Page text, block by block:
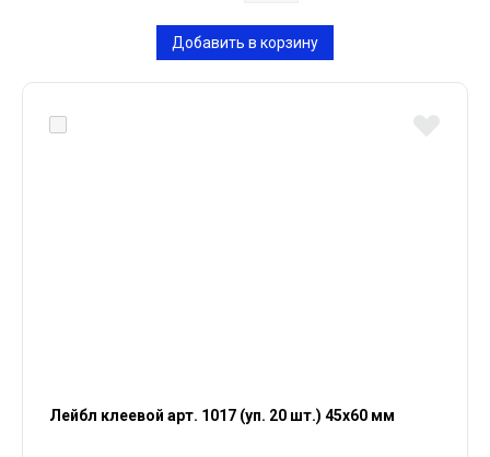
Добавить в корзину
Лейбл клеевой арт. 1017 (уп. 20 шт.) 45х60 мм